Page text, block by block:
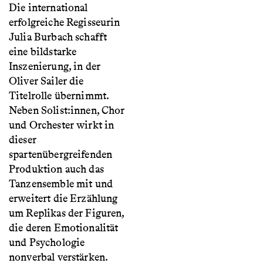
Die international
erfolgreiche Regisseurin
Julia Burbach schafft
eine bildstarke
Inszenierung, in der
Oliver Sailer die
Titelrolle übernimmt.
Neben Solist:innen, Chor
und Orchester wirkt in
dieser
spartenübergreifenden
Produktion auch das
Tanzensemble mit und
erweitert die Erzählung
um Replikas der Figuren,
die deren Emotionalität
und Psychologie
nonverbal verstärken.